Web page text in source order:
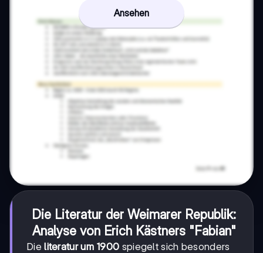
Ansehen
Die Literatur der Weimarer Republik:
Analyse von Erich Kästners "Fabian"
Dieliteratur um 1900 spiegelt sich besonders